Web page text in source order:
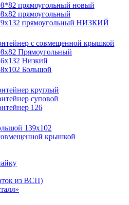
прямоугольный новый
прямоугольный
прямоугольный НИЗКИЙ
с совмещенной крышкой
Прямоугольный
Низкий
Большой
круглый
суповой
126
139х102
крышкой
из ВСП)